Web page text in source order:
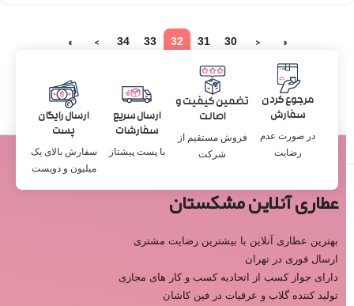
«
‹
30
31
32
33
34
›
»
مرجوع کردن
سفارش
در صورت عدم
رضایت
تضمین کیفیت و
اصالت
فروش مستقیم از
شرکت
ارسال سریع
سفارشات
با پست پیشتاز
ارسال رایگان
پست
سفارش بالای یک
میلیون و دویست
عطاری آنلاین مشکستان
بهترین عطاری آنلاین با بیشترین رضایت مشتری
ارسال فوری در تهران
دارای جواز کسب از اتحادیه کسب و کار های مجازی
تولید کننده گلاب و عرقیات در فین کاشان